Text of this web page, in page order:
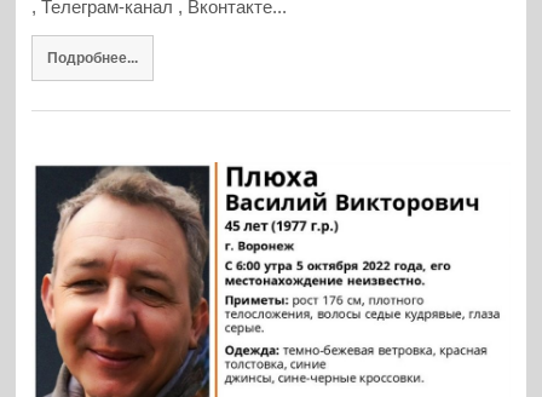
, Телеграм-канал , Вконтакте...
Подробнее...